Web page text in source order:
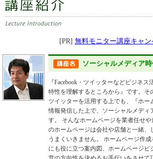
[PR] 無料モニター講座キャン
ソーシャルメディア
『Facebook・ツイッターなどビジネ
特性を理解するところから』です。そ
ツイッターを活用する上でも、『ホ
情報発信した上で、ソーシャルメディ
す。 そんなホームページを業者任せ
のホームページは会社や店舗と一緒、
うまくいきません。 ホームページ作
にも役に立つ案内図、ホームページ